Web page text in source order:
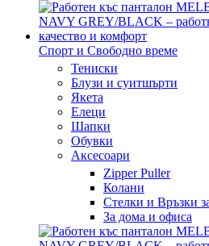
Спорт и Свободно време
Тениски
Блузи и суитшърти
Якета
Елеци
Шапки
Обувки
Аксесоари
Zipper Puller
Колани
Стелки и Връзки
За дома и офиса